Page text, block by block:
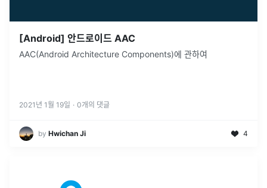
[Android] 안드로이드 AAC
AAC(Android Architecture Components)에 관하여
2021년 1월 19일 · 0개의 댓글
by Hwichan Ji 4